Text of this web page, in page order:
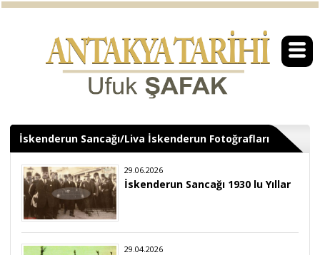
İskenderun Sancağı/Liva İskenderun Fotoğrafları
29.06.2026
İskenderun Sancağı 1930 lu Yıllar
29.04.2026